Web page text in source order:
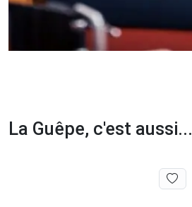
La Guêpe, c'est aussi...